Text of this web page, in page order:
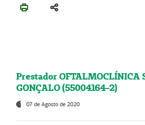
Prestador OFTALMOCLÍNICA
GONÇALO (55004164-2)
07 de Agosto de 2020